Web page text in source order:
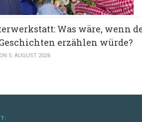
Was wäre, wenn
erzählen würde?
5. AUGUST 2026